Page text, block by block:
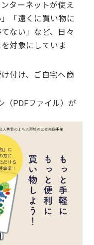
ターネットが使え
「遠くに買い物に
ない」など、日々
対象にしていま
付け、ご自宅へ商
（PDFファイル）が